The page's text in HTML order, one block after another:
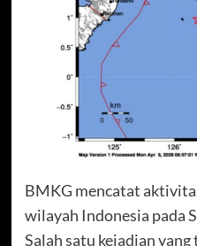
BMKG mencatat
wilayah Indonesia pada
Salah satu kejadian